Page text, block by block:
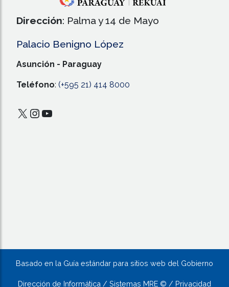
Dirección: Palma y 14 de Mayo
Palacio Benigno López
Asunción - Paraguay
Teléfono: (+595 21) 414 8000
X Instagram
YouTube
Basado en la Guía estándar para sitios web del Gobierno
Dirección de Informática / Sistemas MRE © / Privacidad